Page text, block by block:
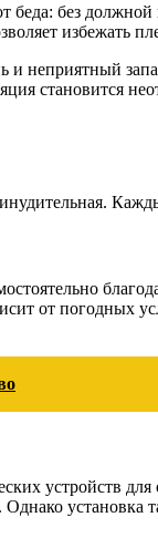
без
избежать
и неприятный
становится
от
устройств